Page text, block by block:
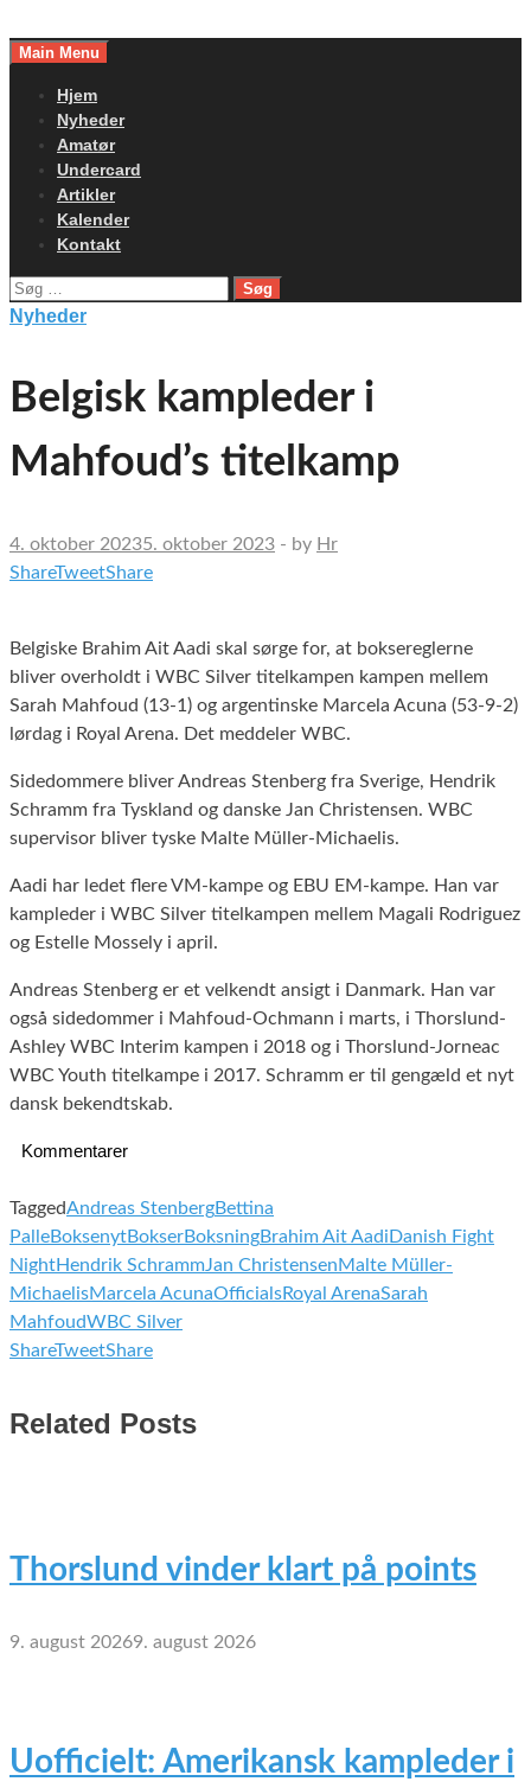
toMain Menu
Hjem
Nyheder
Amatør
Undercard
Artikler
Kalender
Kontakt
Søg
efter:
Nyheder
Belgisk kampleder i
Mahfoud’s titelkamp
4. oktober 20235. oktober 2023 - by Hr
ShareTweetShare
Belgiske Brahim Ait Aadi skal sørge for, at boksereglerne
bliver overholdt i WBC Silver titelkampen kampen mellem
Sarah Mahfoud (13-1) og argentinske Marcela Acuna (53-9-2)
lørdag i Royal Arena. Det meddeler WBC.
Sidedommere bliver Andreas Stenberg fra Sverige, Hendrik
Schramm fra Tyskland og danske Jan Christensen. WBC
supervisor bliver tyske Malte Müller-Michaelis.
Aadi har ledet flere VM-kampe og EBU EM-kampe. Han var
kampleder i WBC Silver titelkampen mellem Magali Rodriguez
og Estelle Mossely i april.
Andreas Stenberg er et velkendt ansigt i Danmark. Han var
også sidedommer i Mahfoud-Ochmann i marts, i Thorslund-
Ashley WBC Interim kampen i 2018 og i Thorslund-Jorneac
WBC Youth titelkampe i 2017. Schramm er til gengæld et nyt
dansk bekendtskab.
Kommentarer
TaggedAndreas StenbergBettina
PalleBoksenytBokserBoksningBrahim Ait Aadi Danish Fight
NightHendrik SchrammJan ChristensenMalte Müller-
MichaelisMarcela AcunaOfficialsRoyal ArenaSarah
MahfoudWBC Silver
ShareTweetShare
Related Posts
Thorslund vinder klart på points
9. august 20269. august 2026
Uofficielt: Amerikansk kampleder i